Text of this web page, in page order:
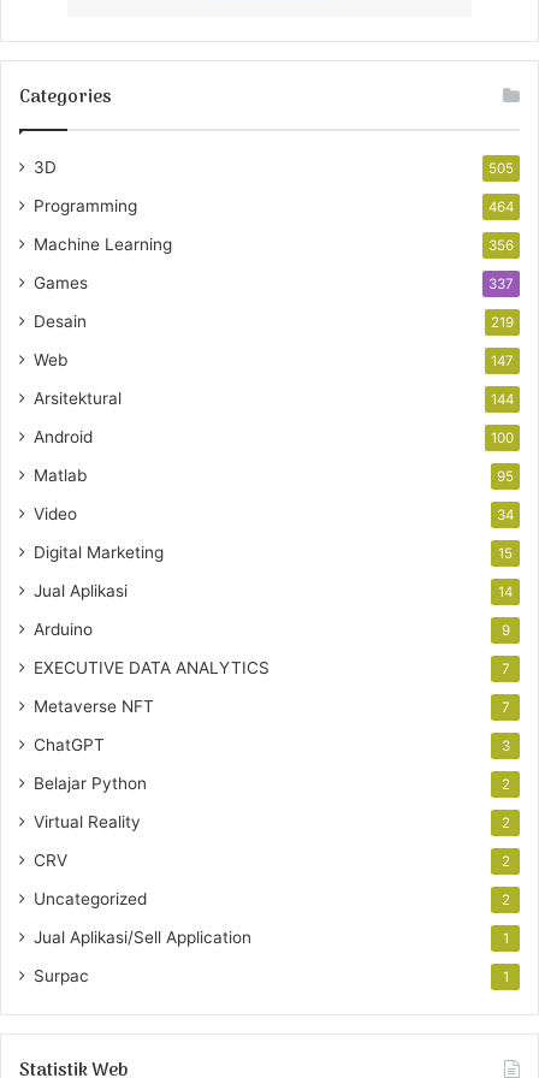
Categories
3D 505
Programming 464
Machine Learning 356
Games 337
Desain 219
Web 147
Arsitektural 144
Android 100
Matlab 95
Video 34
Digital Marketing 15
Jual Aplikasi 14
Arduino 9
EXECUTIVE DATA ANALYTICS 7
Metaverse NFT 7
ChatGPT 3
Belajar Python 2
Virtual Reality 2
CRV 2
Uncategorized 2
Jual Aplikasi/Sell Application 1
Surpac 1
Statistik Web